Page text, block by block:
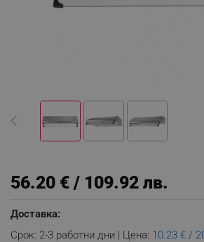
56.20 € / 109.92 лв.
Доставка:
Срок: 2-3 работни дни | Цена: 10.23 € /